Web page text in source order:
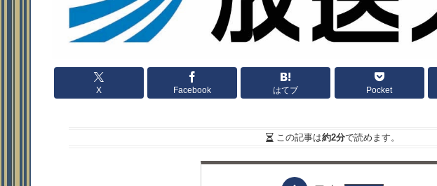
X Facebook はてブ Pocket
この記事は約2分で読めます。